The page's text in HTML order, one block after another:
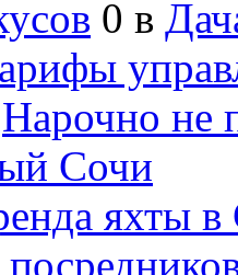
0 в
Нарочно не
Сочи
яхты в